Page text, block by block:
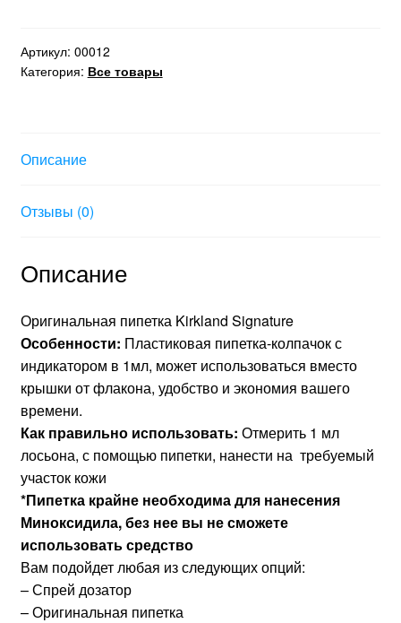
Kirkland
Signature
Артикул: 00012
Категория: Все товары
Описание
Отзывы (0)
Описание
Оригинальная пипетка Kirkland Signature
Особенности: Пластиковая пипетка-колпачок с
индикатором в 1мл, может использоваться вместо
крышки от флакона, удобство и экономия вашего
времени.
Как правильно использовать: Отмерить 1 мл
лосьона, с помощью пипетки, нанести на требуемый
участок кожи
*Пипетка крайне необходима для нанесения
Миноксидила, без нее вы не сможете
использовать средство
Вам подойдет любая из следующих опций:
– Спрей дозатор
– Оригинальная пипетка